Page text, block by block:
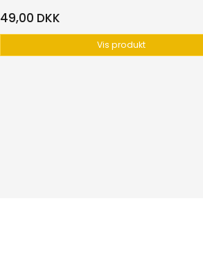
49,00 DKK
Vis produkt